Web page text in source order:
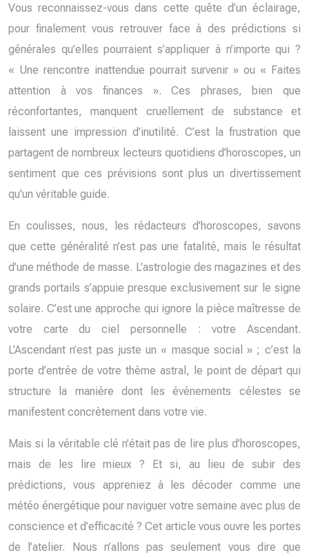
Vous reconnaissez-vous dans cette quête d’un éclairage,
pour finalement vous retrouver face à des prédictions si
générales qu’elles pourraient s’appliquer à n’importe qui ?
« Une rencontre inattendue pourrait survenir » ou « Faites
attention à vos finances ». Ces phrases, bien que
réconfortantes, manquent cruellement de substance et
laissent une impression d’inutilité. C’est la frustration que
partagent de nombreux lecteurs quotidiens d’horoscopes, un
sentiment que ces prévisions sont plus un divertissement
qu’un véritable guide.
En coulisses, nous, les rédacteurs d’horoscopes, savons
que cette généralité n’est pas une fatalité, mais le résultat
d’une méthode de masse. L’astrologie des magazines et des
grands portails s’appuie presque exclusivement sur le signe
solaire. C’est une approche qui ignore la pièce maîtresse de
votre carte du ciel personnelle : votre Ascendant.
L’Ascendant n’est pas juste un « masque social » ; c’est la
porte d’entrée de votre thème astral, le point de départ qui
structure la manière dont les événements célestes se
manifestent concrètement dans votre vie.
Mais si la véritable clé n’était pas de lire plus d’horoscopes,
mais de les lire mieux ? Et si, au lieu de subir des
prédictions, vous appreniez à les décoder comme une
météo énergétique pour naviguer votre semaine avec plus de
conscience et d’efficacité ? Cet article vous ouvre les portes
de l’atelier. Nous n’allons pas seulement vous dire que